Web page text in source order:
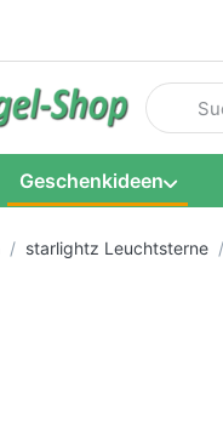
Geben
Geschenkideen
starlightz Leuchtsterne